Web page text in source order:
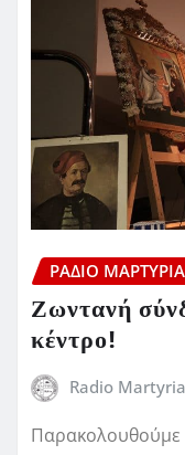
ΡΆΔΙΟ ΜΑΡΤΥΡΊΑ
Ζωντανή
κέντρο!
Radio Martyria
Παρακολουθούμε